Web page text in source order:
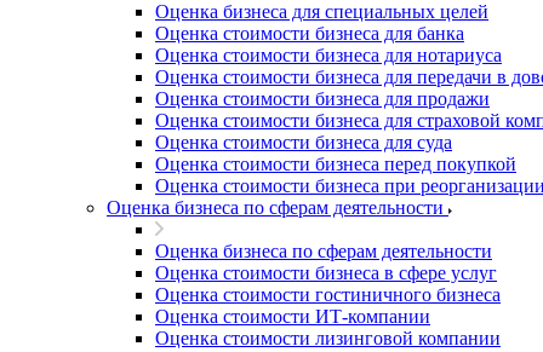
Оценка бизнеса для специальных целей
Оценка стоимости бизнеса для банка
Оценка стоимости бизнеса для нотариуса
Оценка стоимости бизнеса для передачи в
Оценка стоимости бизнеса для продажи
Оценка стоимости бизнеса для страховой
Оценка стоимости бизнеса для суда
Оценка стоимости бизнеса перед покупкой
Оценка стоимости бизнеса при реорганизации
Оценка бизнеса по сферам деятельности
Оценка бизнеса по сферам деятельности
Оценка стоимости бизнеса в сфере услуг
Оценка стоимости гостиничного бизнеса
Оценка стоимости ИТ-компании
Оценка стоимости лизинговой компании
Борисоглебск
Боровичи
Братск
Бронницы
Брянск
Бугульма
Бугуруслан
Бузулук
Буйнакск
Бутурлиновка
Валдай
Валуйки